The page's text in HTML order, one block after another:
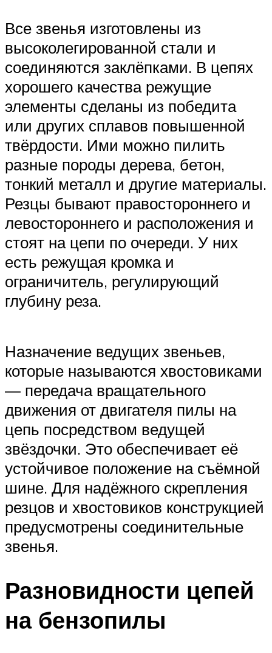
Все звенья изготовлены из
высоколегированной стали и
соединяются заклёпками. В цепях
хорошего качества режущие
элементы сделаны из победита
или других сплавов повышенной
твёрдости. Ими можно пилить
разные породы дерева, бетон,
тонкий металл и другие материалы.
Резцы бывают правостороннего и
левостороннего и расположения и
стоят на цепи по очереди. У них
есть режущая кромка и
ограничитель, регулирующий
глубину реза.
Назначение ведущих звеньев,
которые называются хвостовиками
— передача вращательного
движения от двигателя пилы на
цепь посредством ведущей
звёздочки. Это обеспечивает её
устойчивое положение на съёмной
шине. Для надёжного скрепления
резцов и хвостовиков конструкцией
предусмотрены соединительные
звенья.
Разновидности цепей
на бензопилы